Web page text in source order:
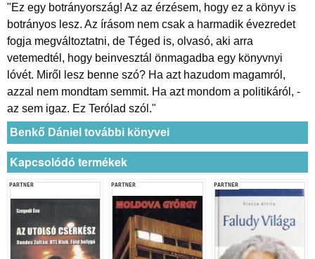
"Ez egy botrányország! Az az érzésem, hogy ez a könyv is
botrányos lesz. Az írásom nem csak a harmadik évezredet
fogja megváltoztatni, de Téged is, olvasó, aki arra
vetemedtél, hogy beinvesztál önmagadba egy könyvnyi
lóvét. Miről lesz benne szó? Ha azt hazudom magamról,
azzal nem mondtam semmit. Ha azt mondom a politikáról, -
az sem igaz. Ez Terólad szól."
Benkő Dániel további könyvei
Kapcsolódó termékek
PARTNER PARTNER PARTNER